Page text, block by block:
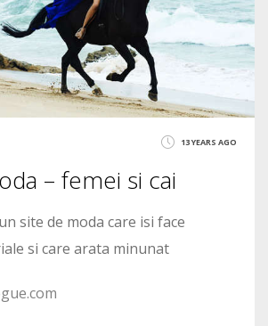
13 YEARS AGO
– femei si cai
site de moda care isi face
si care arata minunat